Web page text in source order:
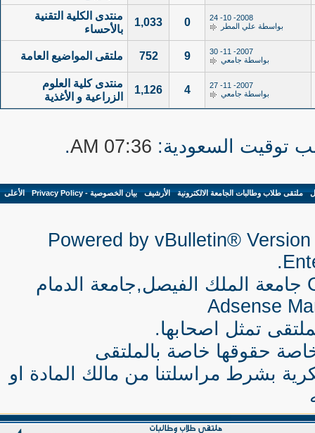
2008- 10- 24
بواسطة علي المطر 0
1,033
منتدى الكلية التقنية
بالأحساء
2007- 11- 30
بواسطة جامعي 9
752 ملتقى المواضيع العامة
2007- 11- 27
بواسطة جامعي 4
1,126
منتدى كلية العلوم
الزراعية و الأغذية
07:36 AM
.
-ملتقى طلاب وطالبات الجامعة الالكترونية-الأرشيف-بيان الخصوصية - Privacy Policy -الأعلى
Powered by vBulletin®
جامعة الملك الفيصل,جامعة الدمام
Adsense
تمثل اصحابها.
حقوقها خاصة بالملتقى
بشرط مراسلتنا من مالك المادة او